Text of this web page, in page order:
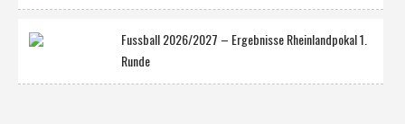
Fussball 2026/2027 – Ergebnisse Rheinlandpokal 1.
Runde